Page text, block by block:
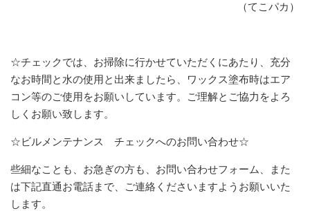
（てこパカ）
☆チェックでは、お掃除に行かせていただくにあたり、充分
なお時間と水の使用と出来ましたら、ワックス塗布時はエア
コン等のご使用をお願いしています。ご理解とご協力をよろ
しくお願い致します。
☆ビルメンテナンス チェックへのお問い合わせ☆
些細なことも、お急ぎの方も、お問い合わせフォーム、また
は下記直通お電話まで、ご連絡くださいますようお願いいた
します。